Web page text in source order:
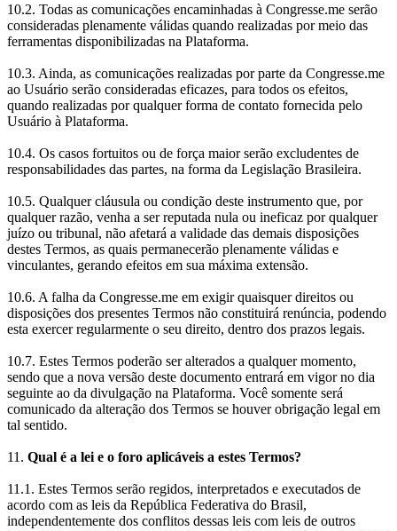
10.2. Todas as comunicações encaminhadas à Congresse.me serão
consideradas plenamente válidas quando realizadas por meio das
ferramentas disponibilizadas na Plataforma.
10.3. Ainda, as comunicações realizadas por parte da Congresse.me
ao Usuário serão consideradas eficazes, para todos os efeitos,
quando realizadas por qualquer forma de contato fornecida pelo
Usuário à Plataforma.
10.4. Os casos fortuitos ou de força maior serão excludentes de
responsabilidades das partes, na forma da Legislação Brasileira.
10.5. Qualquer cláusula ou condição deste instrumento que, por
qualquer razão, venha a ser reputada nula ou ineficaz por qualquer
juízo ou tribunal, não afetará a validade das demais disposições
destes Termos, as quais permanecerão plenamente válidas e
vinculantes, gerando efeitos em sua máxima extensão.
10.6. A falha da Congresse.me em exigir quaisquer direitos ou
disposições dos presentes Termos não constituirá renúncia, podendo
esta exercer regularmente o seu direito, dentro dos prazos legais.
10.7. Estes Termos poderão ser alterados a qualquer momento,
sendo que a nova versão deste documento entrará em vigor no dia
seguinte ao da divulgação na Plataforma. Você somente será
comunicado da alteração dos Termos se houver obrigação legal em
tal sentido.
11. Qual é a lei e o foro aplicáveis a estes Termos?
11.1. Estes Termos serão regidos, interpretados e executados de
acordo com as leis da República Federativa do Brasil,
independentemente dos conflitos dessas leis com leis de outros